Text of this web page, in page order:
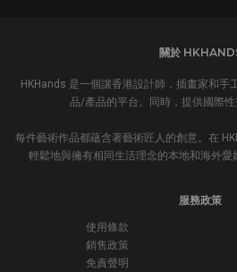
關於
HKHands 是一個讓香港設計師，插畫家和手
品/產品的平台。同時，提供國際性
每件藝術作品都蘊含著藝術匠人的創意。在
輕鬆地與擁有相同生活理念的本地和海外愛
服務政策
使用條款
銷售政策
免責聲明